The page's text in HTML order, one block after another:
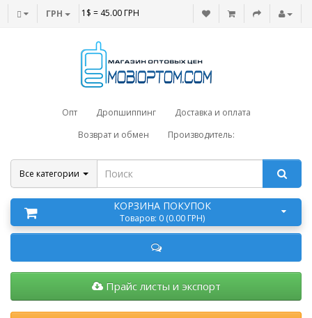
ГРН 1$ = 45.00 ГРН
Опт Дропшиппинг
Доставка и оплата
Возврат и обмен
Производитель:
Все категории
КОРЗИНА ПОКУПОК
Товаров: 0 (0.00 ГРН)
Прайс листы и экспорт